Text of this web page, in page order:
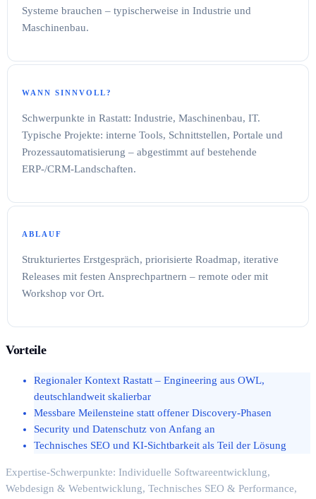
Systeme brauchen – typischerweise in Industrie und
Maschinenbau.
WANN SINNVOLL?
Schwerpunkte in Rastatt: Industrie, Maschinenbau, IT.
Typische Projekte: interne Tools, Schnittstellen, Portale und
Prozessautomatisierung – abgestimmt auf bestehende
ERP-/CRM-Landschaften.
ABLAUF
Strukturiertes Erstgespräch, priorisierte Roadmap, iterative
Releases mit festen Ansprechpartnern – remote oder mit
Workshop vor Ort.
Vorteile
Regionaler Kontext Rastatt – Engineering aus OWL,
deutschlandweit skalierbar
Messbare Meilensteine statt offener Discovery-Phasen
Security und Datenschutz von Anfang an
Technisches SEO und KI-Sichtbarkeit als Teil der Lösung
Expertise-Schwerpunkte: Individuelle Softwareentwicklung,
Webdesign & Webentwicklung, Technisches SEO & Performance,